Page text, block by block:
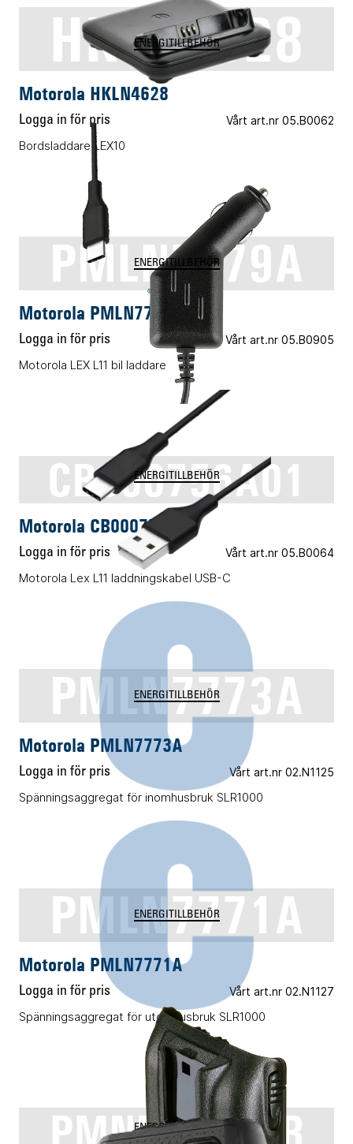
HKLN4628
ENERGITILLBEHÖR
Motorola HKLN4628
Logga in för pris Vårt art.nr 05.B0062
Bordsladdare LEX10
PMLN7779A
ENERGITILLBEHÖR
Motorola PMLN7779A
Logga in för pris Vårt art.nr 05.B0905
Motorola LEX L11 bil laddare
CB000756A01
ENERGITILLBEHÖR
Motorola CB000756A01
Logga in för pris Vårt art.nr 05.B0064
Motorola Lex L11 laddningskabel USB-C
PMLN7773A
ENERGITILLBEHÖR
Motorola PMLN7773A
Logga in för pris Vårt art.nr 02.N1125
Spänningsaggregat för inomhusbruk SLR1000
PMLN7771A
ENERGITILLBEHÖR
Motorola PMLN7771A
Logga in för pris Vårt art.nr 02.N1127
Spänningsaggregat för utomhusbruk SLR1000
PMNN4151AR
ENERGITILLBEHÖR